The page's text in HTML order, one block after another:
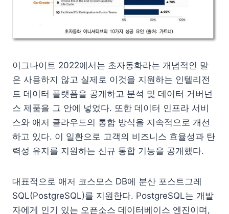
이그나이트 2022에서는 초자동화라는 개념적인 말
은 사용하지 않고 실제로 이것을 지원하는 인텔리전
트 데이터 플랫폼을 공개하고 분석 및 데이터 거버넌
스 제품을 그 안에 넣었다. 또한 데이터 인프라 서비
스와 애저 클라우드의 통합 방식을 지속적으로 개선
하고 있다. 이 일환으로 고객의 비즈니스 효율성과 탄
력성 유지를 지원하는 신규 통합 기능을 공개했다.
대표적으로 애저 코스모스 DB에 분산 포스트그레
SQL(PostgreSQL)를 지원한다. PostgreSQL는 개발
자에게 인기 있는 오픈소스 데이터베이스 엔진이며,